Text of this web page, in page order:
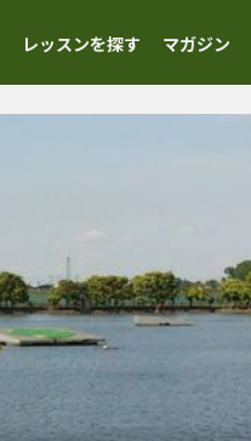
レッスンを探す マガジン